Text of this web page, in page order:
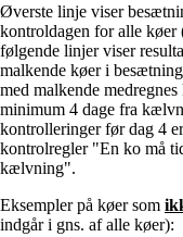
Øverste linje viser
kontroldagen for alle køer
følgende linjer viser
malkende køer i
med malkende
minimum 4 dage fra
kontrolleringer før dag 4
kontrolregler "En ko må
kælvning".
Eksempler på køer som
indgår i gns. af alle køer):